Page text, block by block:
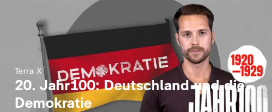
Terra X
20. Jahr100: Deutschland und die
Demokratie